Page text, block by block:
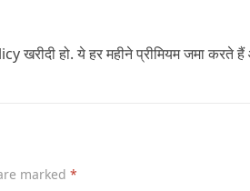
खरीदी हो. ये हर महीने प्रीमियम जमा
marked *